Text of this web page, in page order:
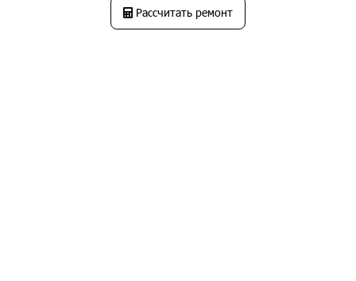
Рассчитать ремонт